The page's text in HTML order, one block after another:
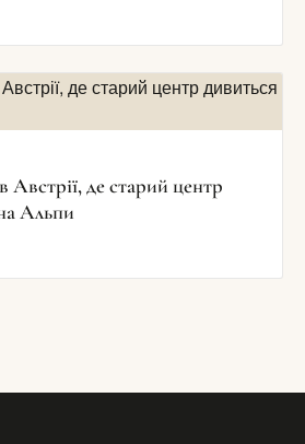
Австрії, де старий центр
Альпи